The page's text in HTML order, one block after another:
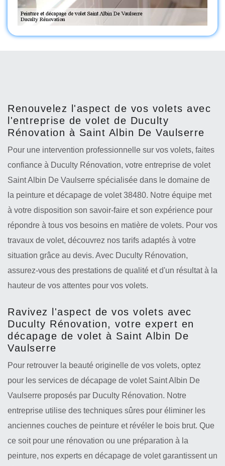
Renouvelez l'aspect de vos volets avec
l'entreprise de volet de Duculty
Rénovation à Saint Albin De Vaulserre
Pour une intervention professionnelle sur vos volets, faites
confiance à Duculty Rénovation, votre entreprise de volet
Saint Albin De Vaulserre spécialisée dans le domaine de
la peinture et décapage de volet 38480. Notre équipe met
à votre disposition son savoir-faire et son expérience pour
répondre à tous vos besoins en matière de volets. Pour vos
travaux de volet, découvrez nos tarifs adaptés à votre
situation grâce au devis. Avec Duculty Rénovation,
assurez-vous des prestations de qualité et d'un résultat à la
hauteur de vos attentes pour vos volets.
Ravivez l'aspect de vos volets avec
Duculty Rénovation, votre expert en
décapage de volet à Saint Albin De
Vaulserre
Pour retrouver la beauté originelle de vos volets, optez
pour les services de décapage de volet Saint Albin De
Vaulserre proposés par Duculty Rénovation. Notre
entreprise utilise des techniques sûres pour éliminer les
anciennes couches de peinture et révéler le bois brut. Que
ce soit pour une rénovation ou une préparation à la
peinture, nos experts en décapage de volet garantissent un